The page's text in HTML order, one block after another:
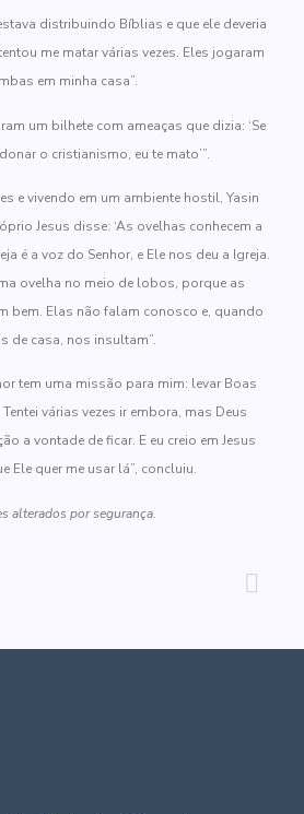
distribuindo Bíblias e que ele deveria
me matar várias vezes. Eles jogaram
em minha casa”.
um bilhete com ameaças que dizia: ‘Se
o cristianismo, eu te mato’”.
e vivendo em um ambiente hostil, Yasin
Jesus disse: ‘As ovelhas conhecem a
é a voz do Senhor, e Ele nos deu a Igreja.
ovelha no meio de lobos, porque as
bem. Elas não falam conosco e, quando
de casa, nos insultam”.
tem uma missão para mim: levar Boas
várias vezes ir embora, mas Deus
a vontade de ficar. E eu creio em Jesus
Ele quer me usar lá”, concluiu.
alterados por segurança.